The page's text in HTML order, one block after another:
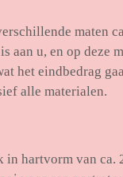
maten
aan u, en op deze
het eindbedrag
alle materialen.
in hartvorm van ca.